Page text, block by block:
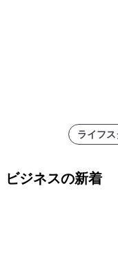
ライフ
ビジネスの新着